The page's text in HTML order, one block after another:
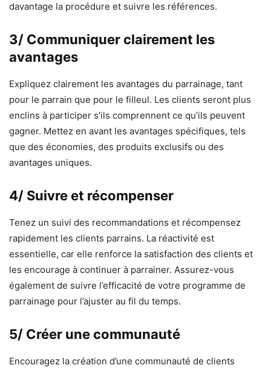
davantage la procédure et suivre les références.
3/ Communiquer clairement les
avantages
Expliquez clairement les avantages du parrainage, tant
pour le parrain que pour le filleul. Les clients seront plus
enclins à participer s’ils comprennent ce qu’ils peuvent
gagner. Mettez en avant les avantages spécifiques, tels
que des économies, des produits exclusifs ou des
avantages uniques.
4/ Suivre et récompenser
Tenez un suivi des recommandations et récompensez
rapidement les clients parrains. La réactivité est
essentielle, car elle renforce la satisfaction des clients et
les encourage à continuer à parrainer. Assurez-vous
également de suivre l’efficacité de votre programme de
parrainage pour l’ajuster au fil du temps.
5/ Créer une communauté
Encouragez la création d’une communauté de clients